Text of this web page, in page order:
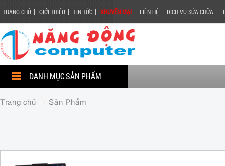
TRANG CHỦ | GIỚI THIỆU | TIN TỨC | KHUYẾN MẠI | LIÊN HỆ | DỊCH VỤ SỬA CHỮA |
DANH MỤC SẢN PHẨM
Trang chủ Sản Phẩm